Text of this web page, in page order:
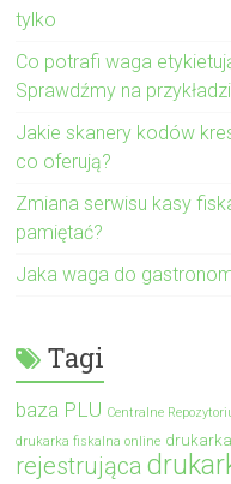
tylko
Co potrafi waga
Sprawdźmy na
Jakie skanery kodów
co oferują?
Zmiana serwisu kasy
pamiętać?
Jaka waga do
Tagi
baza PLU Centralne
drukarka fiskalna online
rejestrująca